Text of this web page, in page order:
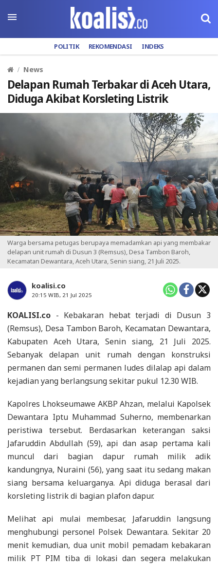
POLITIK REKOMENDASI INDEKS
News
Delapan Rumah Terbakar di Aceh Utara,
Diduga Akibat Korsleting Listrik
Warga bersama petugas berupaya memadamkan api yang membakar
delapan unit rumah di Dusun 3 (Remsus), Desa Tambon Baroh,
Kecamatan Dewantara, Aceh Utara, Senin siang, 21 Juli 2025.
koalisi.co
20:15 WIB, 21 Jul 2025
KOALISI.co - Kebakaran hebat terjadi di Dusun 3
(Remsus), Desa Tambon Baroh, Kecamatan Dewantara,
Kabupaten Aceh Utara, Senin siang, 21 Juli 2025.
Sebanyak delapan unit rumah dengan konstruksi
permanen dan semi permanen ludes dilalap api dalam
kejadian yang berlangsung sekitar pukul 12.30 WIB.
Kapolres Lhokseumawe AKBP Ahzan, melalui Kapolsek
Dewantara Iptu Muhammad Suherno, membenarkan
peristiwa tersebut. Berdasarkan keterangan saksi
Jafaruddin Abdullah (59), api dan asap pertama kali
muncul dari bagian dapur rumah milik adik
kandungnya, Nuraini (56), yang saat itu sedang makan
siang bersama keluarganya. Api diduga berasal dari
korsleting listrik di bagian plafon dapur.
Melihat api mulai membesar, Jafaruddin langsung
menghubungi personel Polsek Dewantara. Sekitar 20
menit kemudian, dua unit mobil pemadam kebakaran
milik PT PIM tiba di lokasi dan segera melakukan